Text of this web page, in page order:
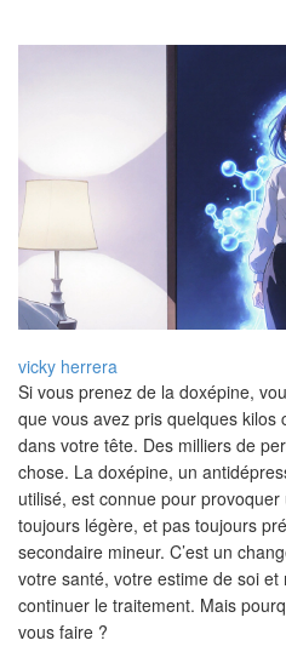
vicky herrera
Si vous prenez de la doxépine,
que vous avez pris quelques kilos
dans votre tête. Des milliers de
chose. La doxépine, un
utilisé, est connue pour
toujours légère, et pas toujours
secondaire mineur. C’est un
votre santé, votre estime de soi
continuer le traitement. Mais
vous faire ?